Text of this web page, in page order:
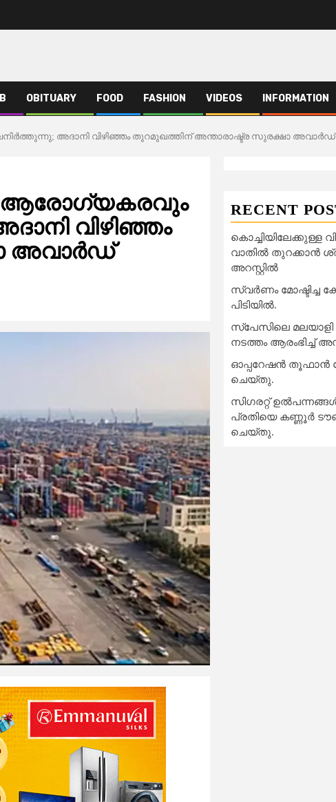
OBITUARY FOOD FASHION VIDEOS INFORMATION
അദാനി വിഴിഞ്ഞം തുറമുഖത്തിന് അന്താരാഷ്ട്ര സുരക്ഷാ അവാർഡ്
ആരോഗ്യകരവും
വിഴിഞ്ഞം
അവാർഡ്
RECENT
കൊച്ചിയിലേക്കുള്ള
വാതില്‍ തുറക്കാന്‍
അറസ്റ്റില്‍
സ്വർണം മോഷ്ടിച്ച
പിടിയിൽ.
സ്‌പേസിലെ മലയാളി
നടത്തം ആരംഭിച്ച്
ഓപ്പറേഷൻ തൂഫാൻ
ചെയ്തു.
സിഗരറ്റ്
പ്രതിയെ കണ്ണൂർ
ചെയ്തു.